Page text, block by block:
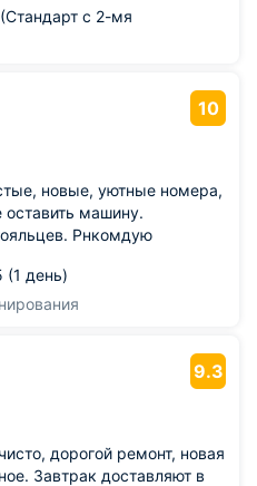
Спасибо! с 2-мя
10
новые, уютные номера,
оставить машину.
Рнкомдую
(1 день)
9.3
дорогой ремонт, новая
Завтрак доставляют в